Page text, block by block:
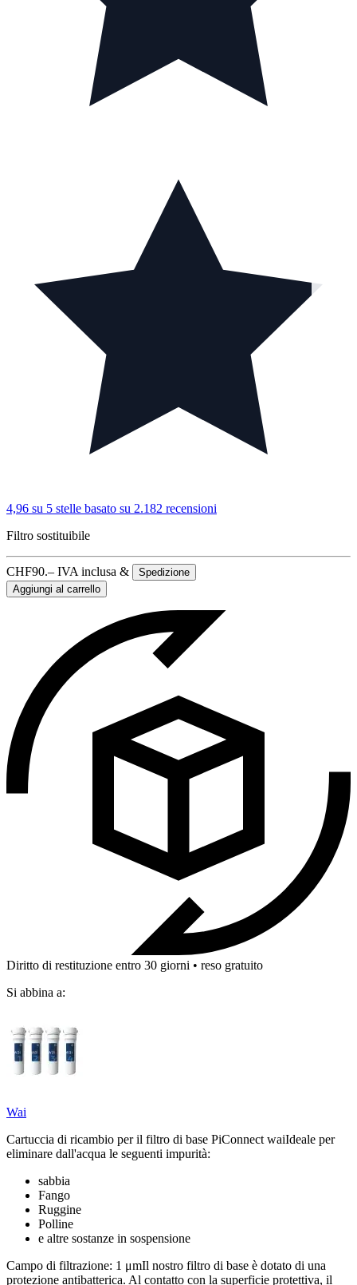
4,96 su 5 stelle basato su 2.182 recensioni
Filtro sostituibile
CHF90.– IVA inclusa &
Spedizione
Aggiungi al carrello
Diritto di restituzione entro 30 giorni • reso gratuito
Si abbina a:
Wai
Cartuccia di ricambio per il filtro di base PiConnect waiIdeale per
eliminare dall'acqua le seguenti impurità:
sabbia
Fango
Ruggine
Polline
e altre sostanze in sospensione
Campo di filtrazione: 1 μmIl nostro filtro di base è dotato di una
protezione antibatterica. Al contatto con la superficie protettiva, il